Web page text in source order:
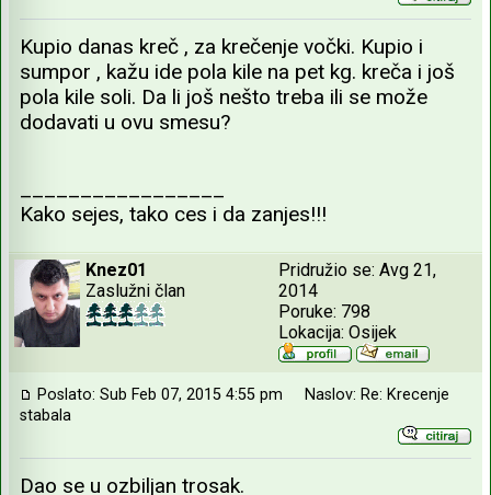
Kupio danas kreč , za krečenje vočki. Kupio i
sumpor , kažu ide pola kile na pet kg. kreča i još
pola kile soli. Da li još nešto treba ili se može
dodavati u ovu smesu?
_________________
Kako sejes, tako ces i da zanjes!!!
Knez01
Zaslužni član
Pridružio se: Avg 21,
2014
Poruke: 798
Lokacija: Osijek
Poslato: Sub Feb 07, 2015 4:55 pm
Naslov: Re: Krecenje
stabala
Dao se u ozbiljan trosak.